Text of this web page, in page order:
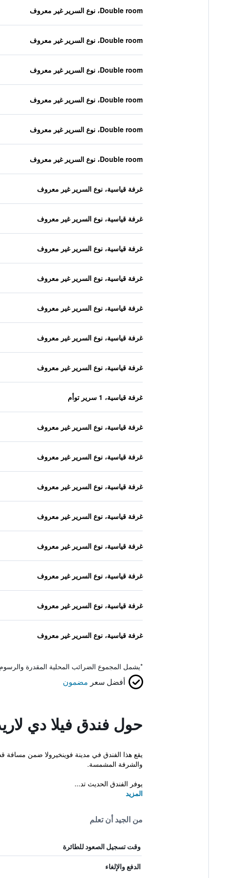
Double room، نوع السرير غير معروف
Double room، نوع السرير غير معروف
Double room، نوع السرير غير معروف
Double room، نوع السرير غير معروف
Double room، نوع السرير غير معروف
Double room، نوع السرير غير معروف
غرفة قياسية، نوع السرير غير معروف
غرفة قياسية، نوع السرير غير معروف
غرفة قياسية، نوع السرير غير معروف
غرفة قياسية، نوع السرير غير معروف
غرفة قياسية، نوع السرير غير معروف
غرفة قياسية، نوع السرير غير معروف
غرفة قياسية، نوع السرير غير معروف
غرفة قياسية، 1 سرير توأم
غرفة قياسية، نوع السرير غير معروف
غرفة قياسية، نوع السرير غير معروف
غرفة قياسية، نوع السرير غير معروف
غرفة قياسية، نوع السرير غير معروف
غرفة قياسية، نوع السرير غير معروف
غرفة قياسية، نوع السرير غير معروف
غرفة قياسية، نوع السرير غير معروف
غرفة قياسية، نوع السرير غير معروف
*يشمل المجموع الضرائب المحلية المقدرة
أفضل سعر مضمون
حول فندق فيلا دي
والشرفة المشمسة.
يوفر الفندق الحديث تد...
المزيد
من الجيد أن تعلم
وقت تسجيل الصعود للطائرة
الدفع والإلغاء